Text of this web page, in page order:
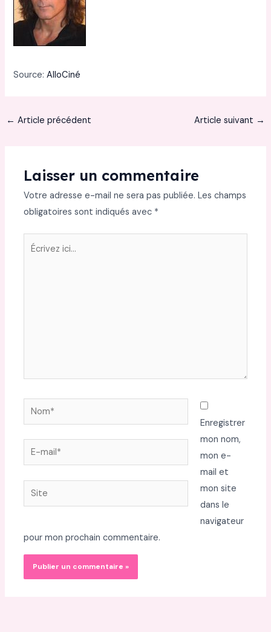
Source:AlloCiné
← Article précédent Article suivant →
Laisser un commentaire
Votre adresse e-mail ne sera pas publiée. Les champs
obligatoires sont indiqués avec *
Écrivez
Nom*
E-
mail*
Site
Enregistrer
mon nom,
mon e-
mail et
mon site
dans le
navigateur
pour mon prochain commentaire.